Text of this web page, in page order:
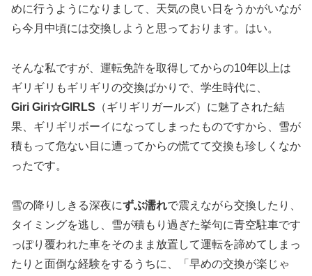
めに行うようになりまして、天気の良い日をうかがいなが
ら今月中頃には交換しようと思っております。はい。
そんな私ですが、運転免許を取得してからの10年以上は
ギリギリもギリギリの交換ばかりで、学生時代に、
Giri Giri☆GIRLS （ギリギリガールズ）に魅了された結
果、ギリギリボーイになってしまったものですから、雪が
積もって危ない目に遭ってからの慌てて交換も珍しくなか
ったです。
雪の降りしきる深夜にずぶ濡れで震えながら交換したり、
タイミングを逃し、雪が積もり過ぎた挙句に青空駐車です
っぽり覆われた車をそのまま放置して運転を諦めてしまっ
たりと面倒な経験をするうちに、「早めの交換が楽じゃ